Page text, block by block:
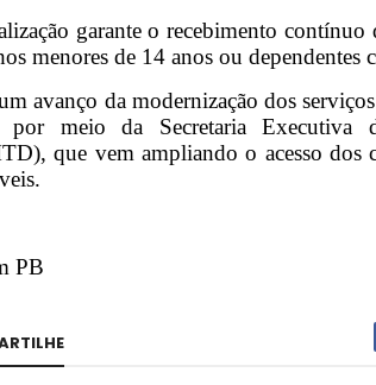
garante o recebimento
menores de 14 anos ou dependentes
avanço da modernização dos
por meio da Secretaria Executiva
que vem ampliando o acesso dos
PB